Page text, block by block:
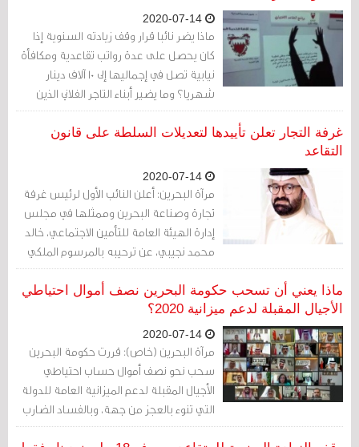
ماذا يضر نائبا قرار وقف زيادته السنوية إذا
كان يحصل على عدة رواتب تقاعدية ومكافأة
نيابية تصل في إجماليها إلى 10 آلاف دينار
شهريا؟ وما يضير أبناء التاجر الفلاني الذين
سجلوا أنفسهم موظفين في شركة والدهم
براتب ضخم ليحصلوا على أعلى سقف للراتب
غرفة التجار تعلن تأييدها لتعديلات السلطة على قانون
التقاعد
مرآة البحرين: أعلن النائب الأول لرئيس غرفة
تجارة وصناعة البحرين وممثلها في مجلس
إدارة الهيئة العامة للتأمين الاجتماعي، خالد
محمد نجيبي، عن ترحيبه بالمرسوم الملكي
بقانون بشأن صناديق ومعاشات التقاعد في
القوانين والأنظمة التقاعدية والتأمينية.
ماذا يعني أن تسحب حكومة البحرين نصف أموال احتياطي
الأجيال المقبلة لدعم ميزانية 2020؟
مرآة البحرين (خاص): قررت حكومة البحرين
سحب نحو نصف أموال حساب احتياطي
الأجيال المقبلة لدعم الميزانية العامة للدولة
التي تنوء بالعجز من جهة، وبالفساد الضارب
في عمق أجهزة الدولة وتعاملاتها المالية.